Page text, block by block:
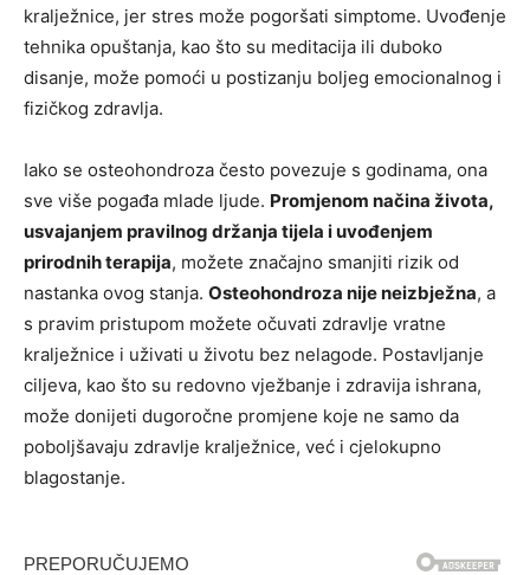
kralježnice, jer stres može pogoršati simptome. Uvođenje
tehnika opuštanja, kao što su meditacija ili duboko
disanje, može pomoći u postizanju boljeg emocionalnog i
fizičkog zdravlja.
Iako se osteohondroza često povezuje s godinama, ona
sve više pogađa mlade ljude. Promjenom načina života,
usvajanjem pravilnog držanja tijela i uvođenjem
prirodnih terapija, možete značajno smanjiti rizik od
nastanka ovog stanja. Osteohondroza nije neizbježna, a
s pravim pristupom možete očuvati zdravlje vratne
kralježnice i uživati u životu bez nelagode. Postavljanje
ciljeva, kao što su redovno vježbanje i zdravija ishrana,
može donijeti dugoročne promjene koje ne samo da
poboljšavaju zdravlje kralježnice, već i cjelokupno
blagostanje.